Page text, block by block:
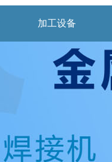
加工设备